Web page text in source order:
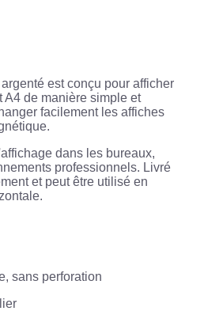
est conçu pour afficher
A4 de manière simple et
facilement les affiches
dans les bureaux,
professionnels. Livré
et peut être utilisé en
sans perforation